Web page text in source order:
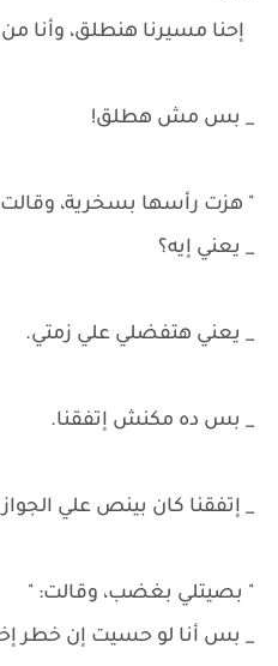
إحنا مسيرنا هنطلق، وأنا
_ بس مش هطلق!
" هزت رأسها بسخرية،
_ يعني إيه؟
_ يعني هتفضلي علي زمتي.
_ بس ده مكنش إتفقنا.
_ إتفقنا كان بينص علي
" بصيتلي بغضب، وقالت: "
_ بس أنا لو حسيت إن خطر